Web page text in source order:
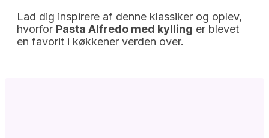
Lad dig inspirere af denne klassiker og oplev,
hvorfor Pasta Alfredo med kylling er blevet
en favorit i køkkener verden over.